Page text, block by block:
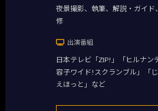
夜景撮影、執筆、解説・ガイ
修
出演番組
日本テレビ「ZIP!」「ヒルナン
容子ワイド!スクランブル」「
えほっと」など